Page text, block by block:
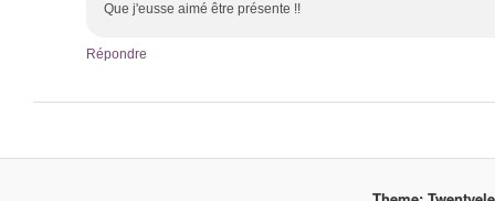
Que j'eusse aimé être présente !!
Répondre